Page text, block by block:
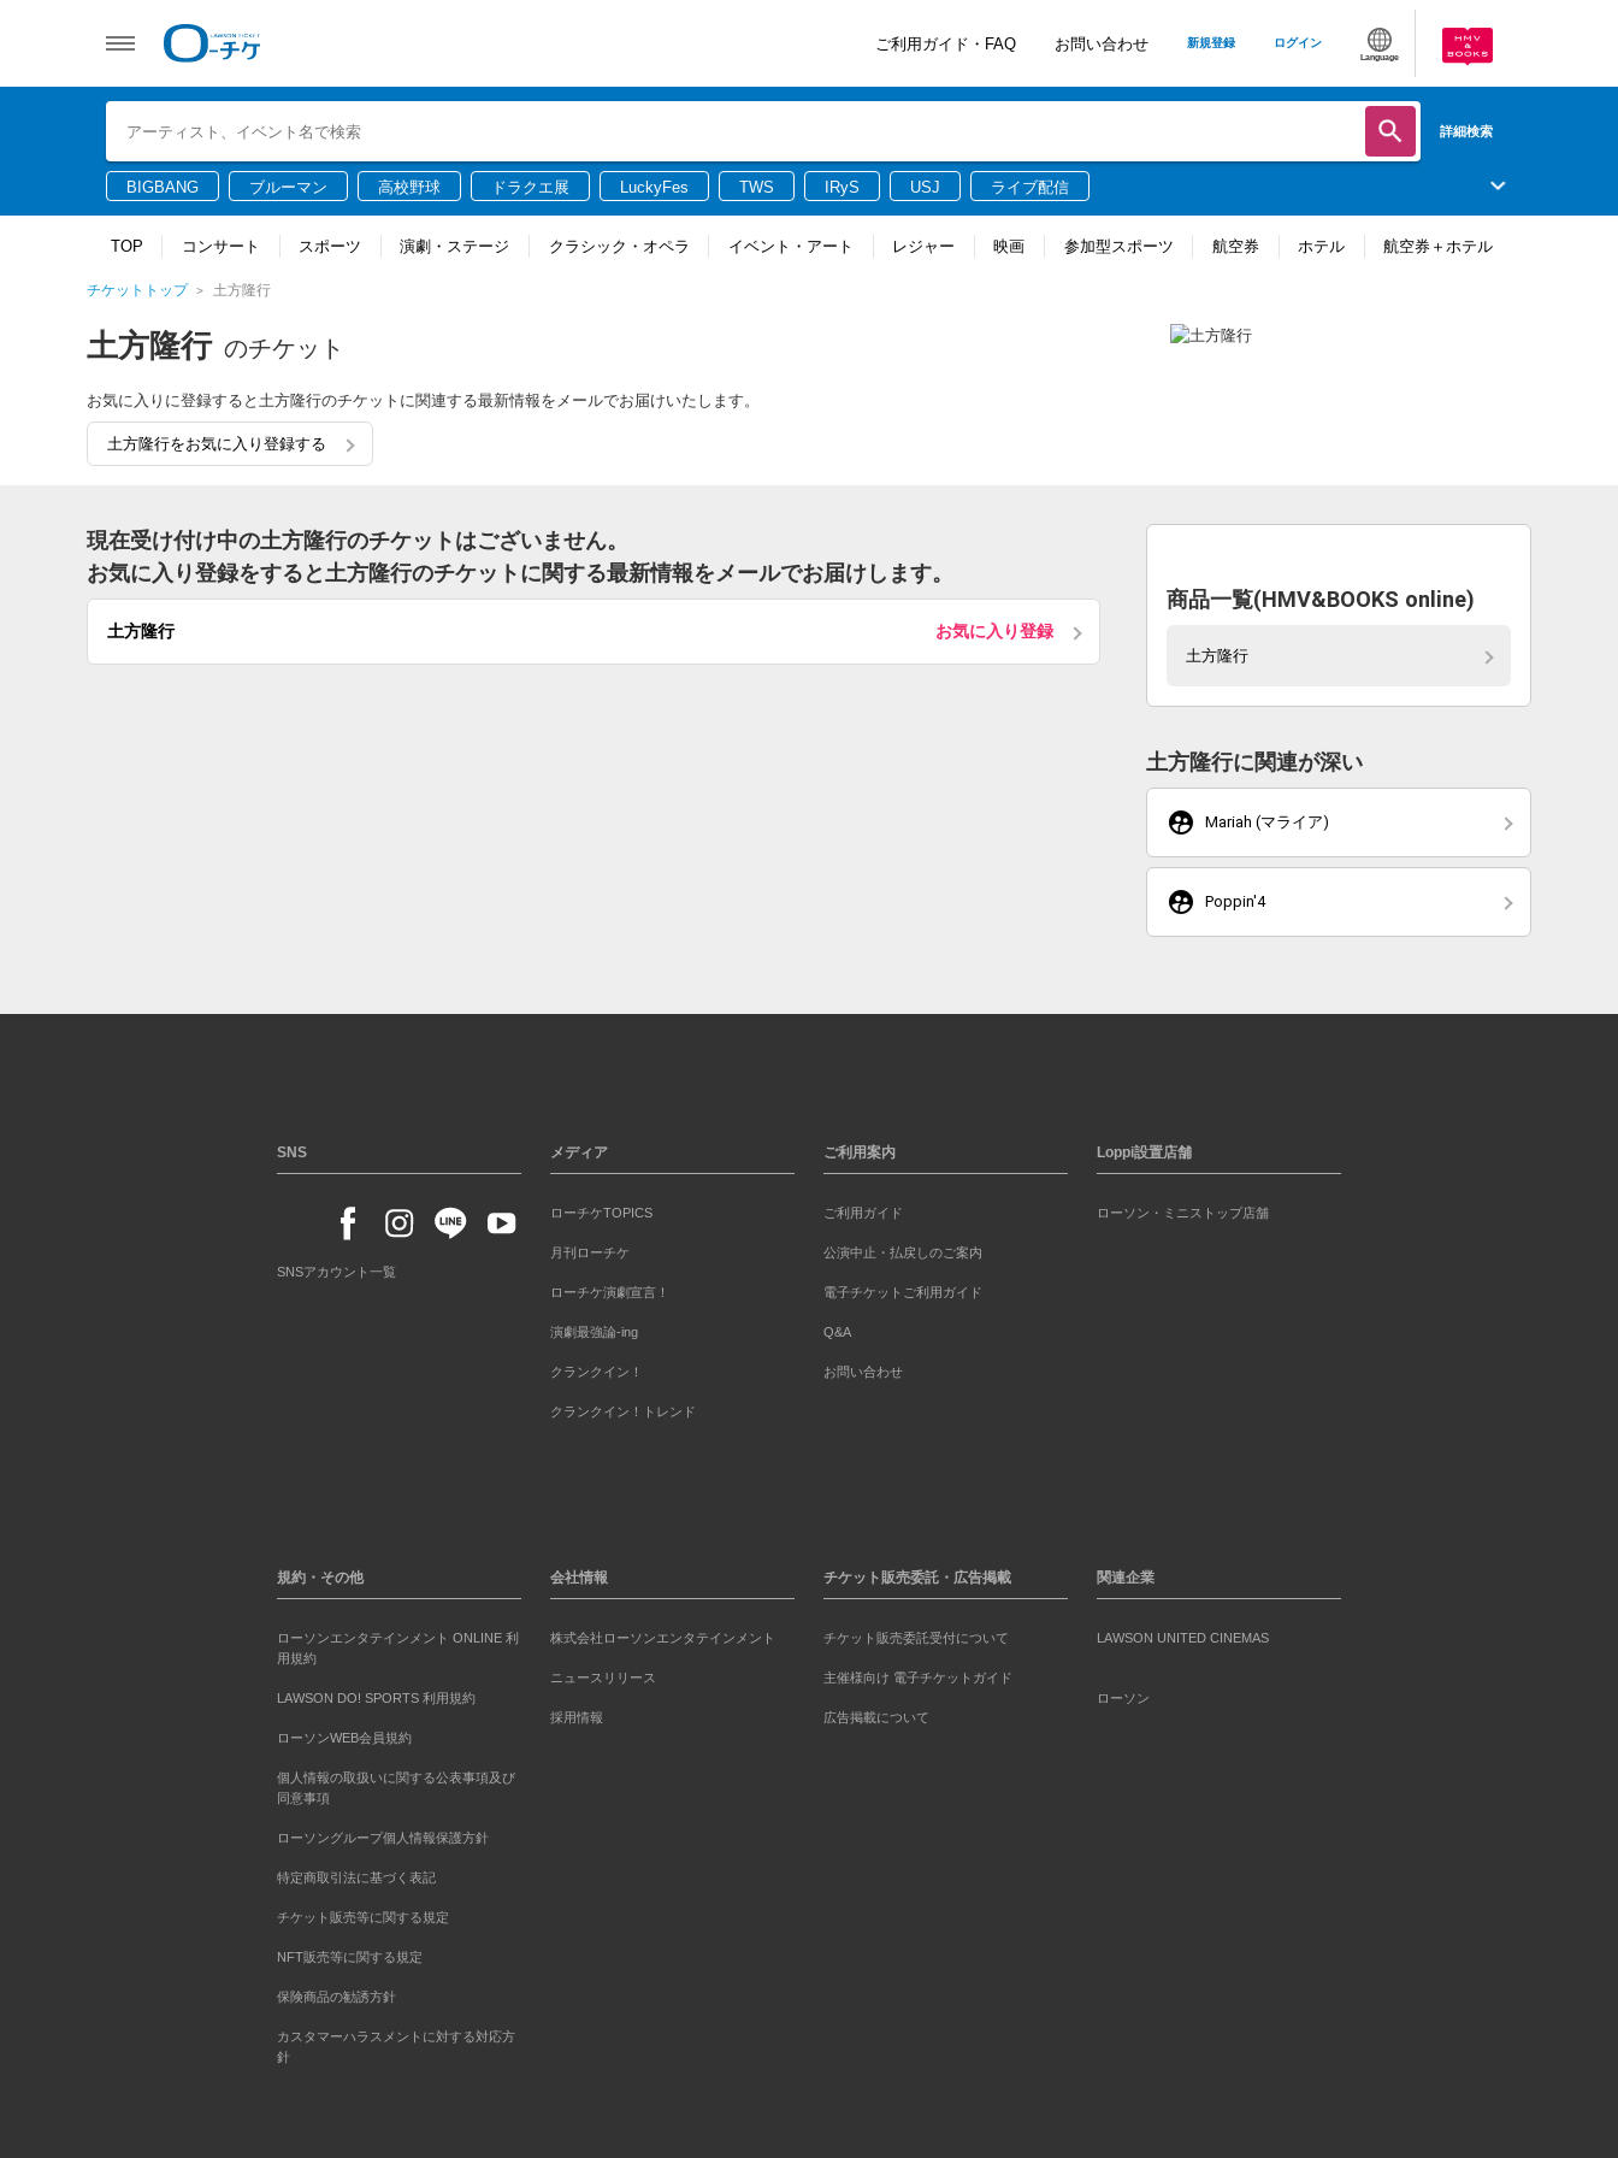
ご利用ガイド・FAQ お問い合わせ 新規登録 ログイン
Language
詳細検索
BIGBANG ブルーマン 高校野球 ドラクエ展 LuckyFes TWS IRyS USJ ライブ配信
TOP コンサート スポーツ 演劇・ステージ クラシック・オペラ イベント・アート レジャー 映画 参加型スポーツ 航空券 ホテル 航空券＋ホテル
チケットトップ 土方隆行
土方隆行 のチケット
お気に入りに登録すると土方隆行のチケットに関連する最新情報をメールでお届けいたします。
土方隆行をお気に入り登録する
現在受け付け中の土方隆行のチケットはございません。
お気に入り登録をすると土方隆行のチケットに関する最新情報をメールでお届けします。
土方隆行 お気に入り登録
商品一覧(HMV&BOOKS online)
土方隆行
土方隆行に関連が深い
supervised_user_circle Mariah (マライア)
supervised_user_circle Poppin'4
SNS
SNSアカウント一覧
メディア
ローチケTOPICS
月刊ローチケ
ローチケ演劇宣言！
演劇最強論-ing
クランクイン！
クランクイン！トレンド
ご利用案内
ご利用ガイド
公演中止・払戻しのご案内
電子チケットご利用ガイド
Q&A
お問い合わせ
Loppi設置店舗
ローソン・ミニストップ店舗
規約・その他
ローソンエンタテインメント ONLINE 利
用規約
LAWSON DO! SPORTS 利用規約
ローソンWEB会員規約
個人情報の取扱いに関する公表事項及び
同意事項
ローソングループ個人情報保護方針
特定商取引法に基づく表記
チケット販売等に関する規定
NFT販売等に関する規定
保険商品の勧誘方針
カスタマーハラスメントに対する対応方
針
会社情報
株式会社ローソンエンタテインメント
ニュースリリース
採用情報
チケット販売委託・広告掲載
チケット販売委託受付について
主催様向け 電子チケットガイド
広告掲載について
関連企業
LAWSON UNITED CINEMAS
ローソン